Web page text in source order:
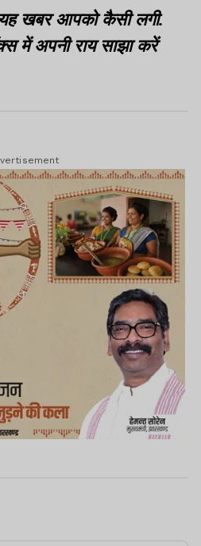
खबर आपको कैसी लगी.
में अपनी राय साझा करें